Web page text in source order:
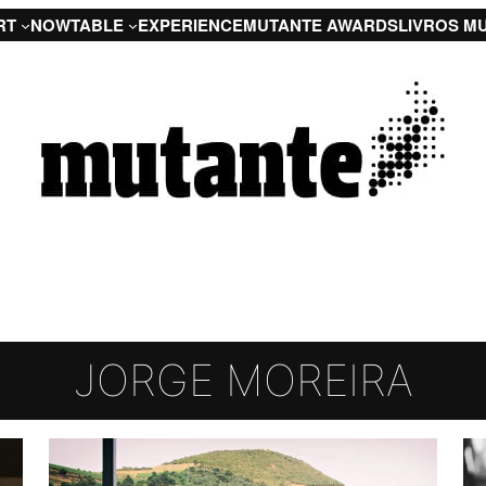
NOWTABLE EXPERIENCEMUTANTE AWARDSLIVROS
JORGE MOREIRA